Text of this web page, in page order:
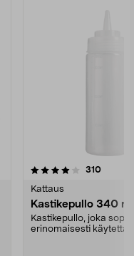
310
Kattaus
Kastikepullo 340 ml
Kastikepullo, joka sopii
erinomaisesti